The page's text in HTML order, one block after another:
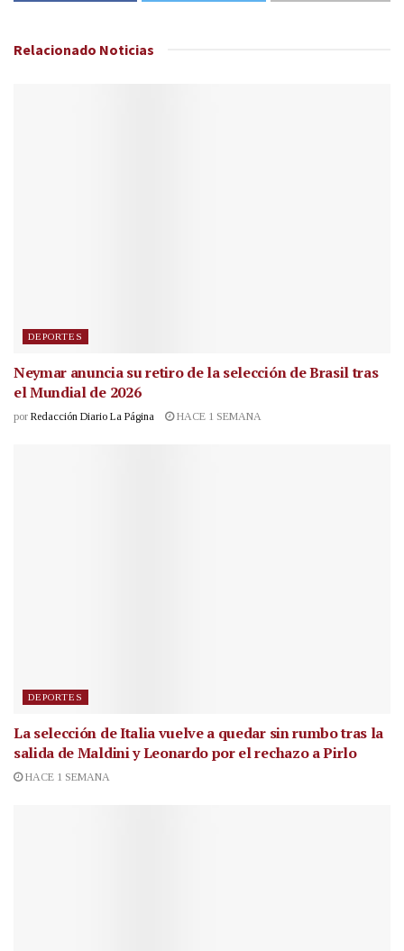
Relacionado Noticias
DEPORTES
Neymar anuncia su retiro de la selección de Brasil tras
el Mundial de 2026
por Redacción Diario La Página HACE 1 SEMANA
DEPORTES
La selección de Italia vuelve a quedar sin rumbo tras la
salida de Maldini y Leonardo por el rechazo a Pirlo
HACE 1 SEMANA